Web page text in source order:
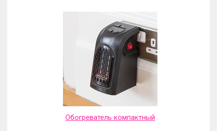
Обогреватель компактный